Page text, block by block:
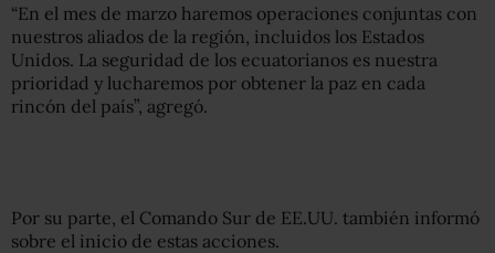
“En el mes de marzo haremos operaciones conjuntas con
nuestros aliados de la región, incluidos los Estados
Unidos. La seguridad de los ecuatorianos es nuestra
prioridad y lucharemos por obtener la paz en cada
rincón del país”, agregó.
Por su parte, el Comando Sur de EE.UU. también informó
sobre el inicio de estas acciones.